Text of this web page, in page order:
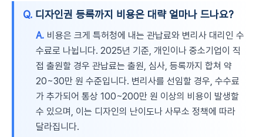
Q. 디자인권 등록까지 비용은 대략 얼마나 드나요?
A. 비용은 크게 특허청에 내는 관납료와 변리사 대리인 수
수료로 나뉩니다. 2025년 기준, 개인이나 중소기업이 직
접 출원할 경우 관납료는 출원, 심사, 등록까지 합쳐 약
20~30만 원 수준입니다. 변리사를 선임할 경우, 수수료
가 추가되어 통상 100~200만 원 이상의 비용이 발생할
수 있으며, 이는 디자인의 난이도나 사무소 정책에 따라
달라집니다.